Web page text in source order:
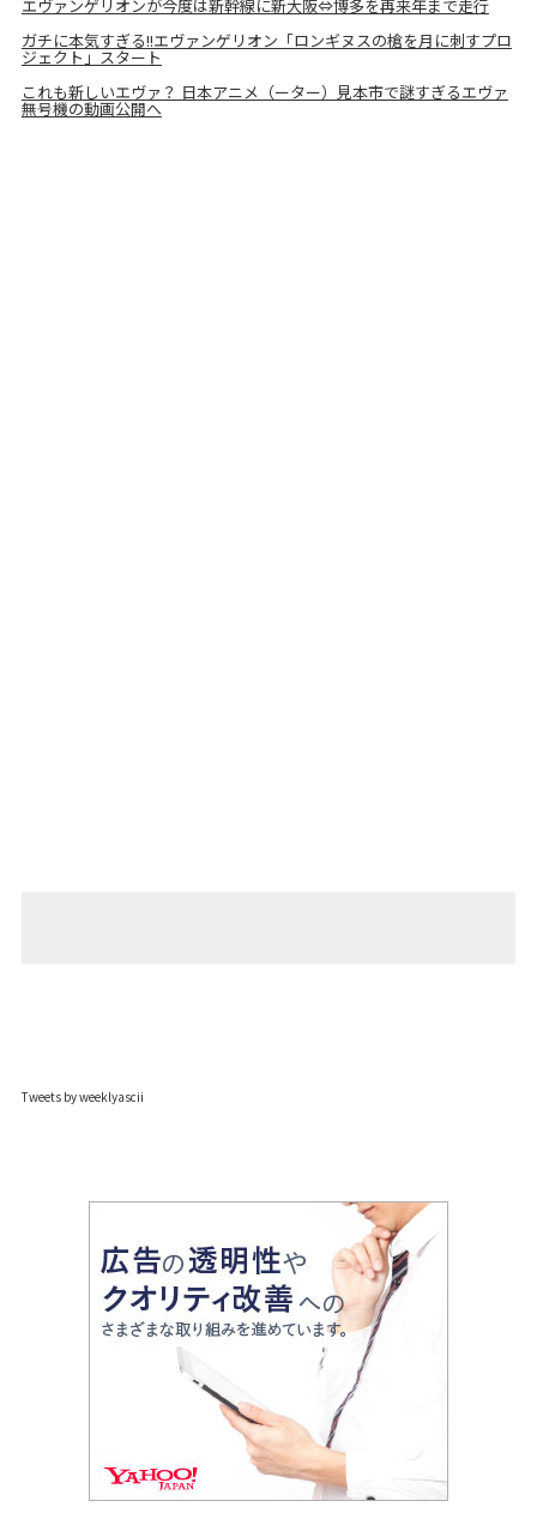
エヴァンゲリオンが今度は新幹線に新大阪⇔博多を再来年まで走行
ガチに本気すぎる!!エヴァンゲリオン「ロンギヌスの槍を月に刺すプロ
ジェクト」スタート
これも新しいエヴァ？ 日本アニメ（ーター）見本市で謎すぎるエヴァ
無号機の動画公開へ
Tweets by weeklyascii